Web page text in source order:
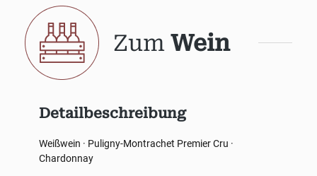
Zum Wein
Detailbeschreibung
Weißwein · Puligny-Montrachet Premier Cru ·
Chardonnay